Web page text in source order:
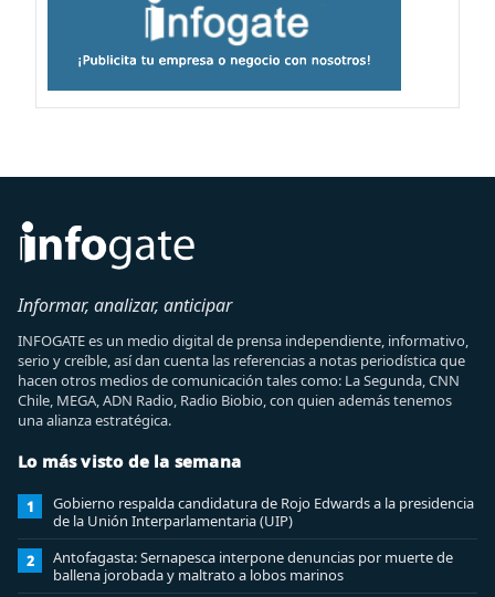
Informar, analizar, anticipar
INFOGATE es un medio digital de prensa independiente, informativo,
serio y creíble, así dan cuenta las referencias a notas periodística que
hacen otros medios de comunicación tales como: La Segunda, CNN
Chile, MEGA, ADN Radio, Radio Biobio, con quien además tenemos
una alianza estratégica.
Lo más visto de la semana
1
Gobierno respalda candidatura de Rojo Edwards a la presidencia
de la Unión Interparlamentaria (UIP)
2
Antofagasta: Sernapesca interpone denuncias por muerte de
ballena jorobada y maltrato a lobos marinos